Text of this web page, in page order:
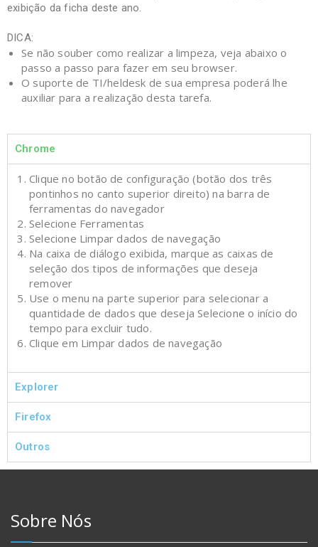
exibição da ficha deste ano.
DICA:
Se não souber como realizar a limpeza, veja abaixo o
passo a passo para fazer em seu browser.
O suporte de TI/heldesk de sua empresa poderá lhe
auxiliar para a realização desta tarefa.
Chrome
Clique no botão de configuração (botão dos três
pontinhos no canto superior direito) na barra de
ferramentas do navegador
Selecione Ferramentas
Selecione Limpar dados de navegação
Na caixa de diálogo exibida, marque as caixas de
seleção dos tipos de informações que deseja
remover
Use o menu na parte superior para selecionar a
quantidade de dados que deseja Selecione o início do
tempo para excluir tudo.
Clique em Limpar dados de navegação
Explorer
Firefox
Outros
Sobre Nós